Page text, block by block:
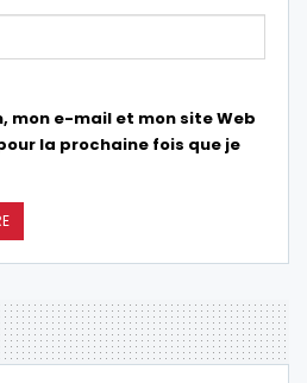
mon e-mail et mon site Web
la prochaine fois que je